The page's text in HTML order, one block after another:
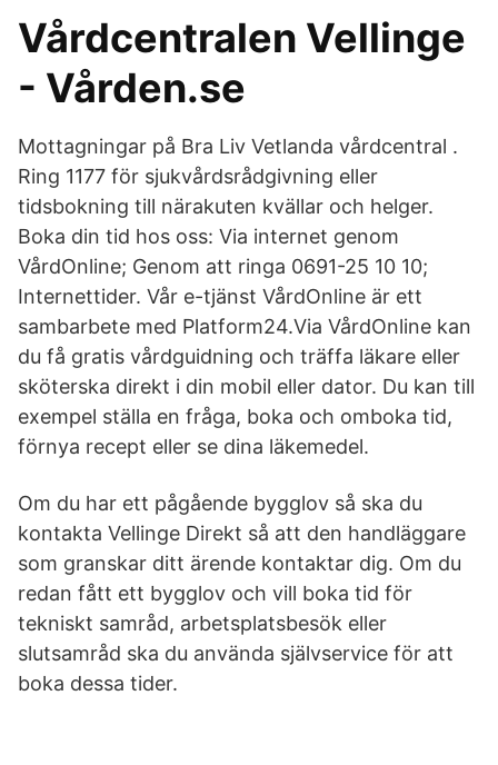
Vårdcentralen Vellinge
- Vården.se
Mottagningar på Bra Liv Vetlanda vårdcentral .
Ring 1177 för sjukvårdsrådgivning eller
tidsbokning till närakuten kvällar och helger.
Boka din tid hos oss: Via internet genom
VårdOnline; Genom att ringa 0691-25 10 10;
Internettider. Vår e-tjänst VårdOnline är ett
sambarbete med Platform24.Via VårdOnline kan
du få gratis vårdguidning och träffa läkare eller
sköterska direkt i din mobil eller dator. Du kan till
exempel ställa en fråga, boka och omboka tid,
förnya recept eller se dina läkemedel.
Om du har ett pågående bygglov så ska du
kontakta Vellinge Direkt så att den handläggare
som granskar ditt ärende kontaktar dig. Om du
redan fått ett bygglov och vill boka tid för
tekniskt samråd, arbetsplatsbesök eller
slutsamråd ska du använda självservice för att
boka dessa tider.